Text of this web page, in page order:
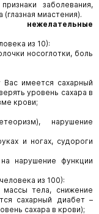
заболевания,
миастения).
из 10):
носоглотки, боль
имеется сахарный
уровень сахара в
крови;
нарушение
и ногах, судороги
нарушение функции
из 100):
массы тела, снижение
сахарный диабет –
сахара в крови);